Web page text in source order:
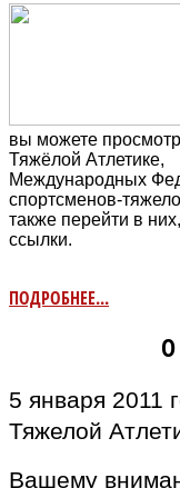
вы можете
Тяжёлой Атлетике,
Международных
спортсменов-
также перейти в
ссылки.
ПОДРОБНЕЕ...
5 января 2011
Тяжелой
Вашему